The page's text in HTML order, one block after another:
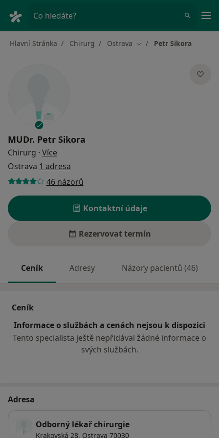
Co hledáte?
Hlavní Stránka Chirurg Ostrava Změna města
Petr Sikora
MUDr. Petr Sikora
Chirurg · Více
Ostrava 1 adresa
46 názorů
Kontaktní údaje
Rezervovat termín
Ceník Adresy Názory pacientů (46)
Ceník
Informace o službách a cenách nejsou k dispozici
Tento specialista ještě nepřidával žádné informace o
svých službách.
Adresa
Odborný lékař chirurgie
Krakovská 28, Ostrava 70030